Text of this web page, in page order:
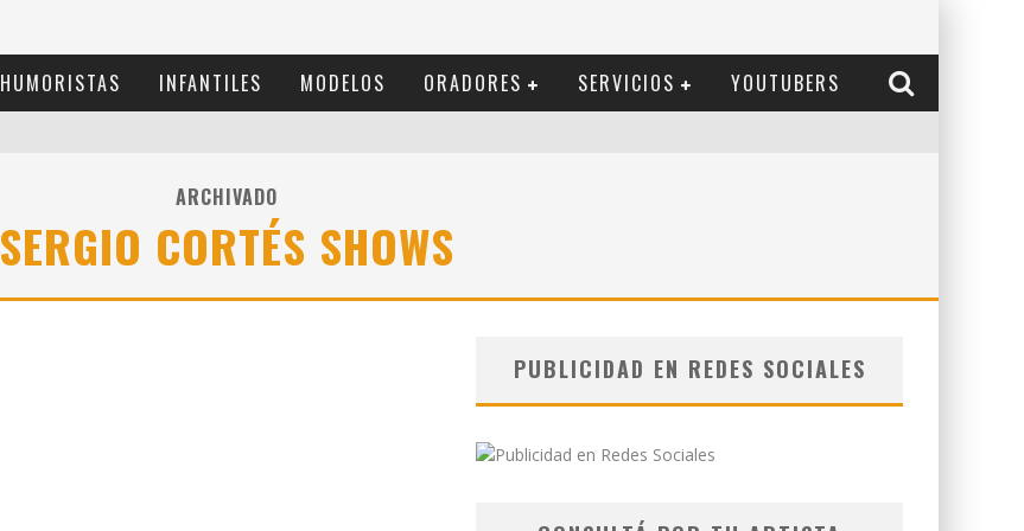
HUMORISTAS INFANTILES MODELOS ORADORES SERVICIOS YOUTUBERS
ARCHIVADO
SERGIO CORTÉS SHOWS
PUBLICIDAD EN REDES SOCIALES